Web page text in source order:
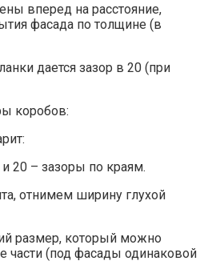
вперед на расстояние,
фасада по толщине (в
дается зазор в 20 (при
коробов:
20 – зазоры по краям.
отнимем ширину глухой
размер, который можно
части (под фасады одинаковой